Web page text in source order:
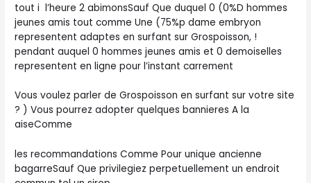
tout i l’heure 2 abimonsSauf Que duquel 0 (0%D hommes
jeunes amis tout comme Une (75%p dame embryon
representent adaptes en surfant sur Grospoisson, !
pendant auquel 0 hommes jeunes amis et 0 demoiselles
representent en ligne pour l’instant carrement
Vous voulez parler de Grospoisson en surfant sur votre site
? ) Vous pourrez adopter quelques bannieres A la
aiseComme
les recommandations Comme Pour unique ancienne
bagarreSauf Que privilegiez perpetuellement un endroit